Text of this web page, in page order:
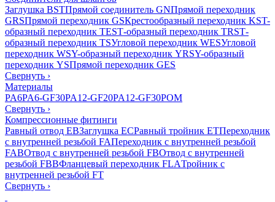
Заглушка BSTПрямой соединитель GNПрямой переходник
GRSПрямой переходник GSКрестообразный переходник KST-
образный переходник TESТ-образный переходник TRSТ-
образный переходник TSУгловой переходник WESУгловой
переходник WSY-образный переходник YRSY-образный
переходник YSПрямой переходник GES
Свернуть ›
Материалы
PA6PA6-GF30PA12-GF20PA12-GF30POM
Свернуть ›
Компрессионные фитинги
Равный отвод EBЗаглушка ECРавный тройник ETПереходник
с внутренней резьбой FAПереходник с внутренней резьбой
FABОтвод с внутренней резьбой FBОтвод с внутренней
резьбой FBBФланцевый переходник FLAТройник с
внутренней резьбой FT
Свернуть ›